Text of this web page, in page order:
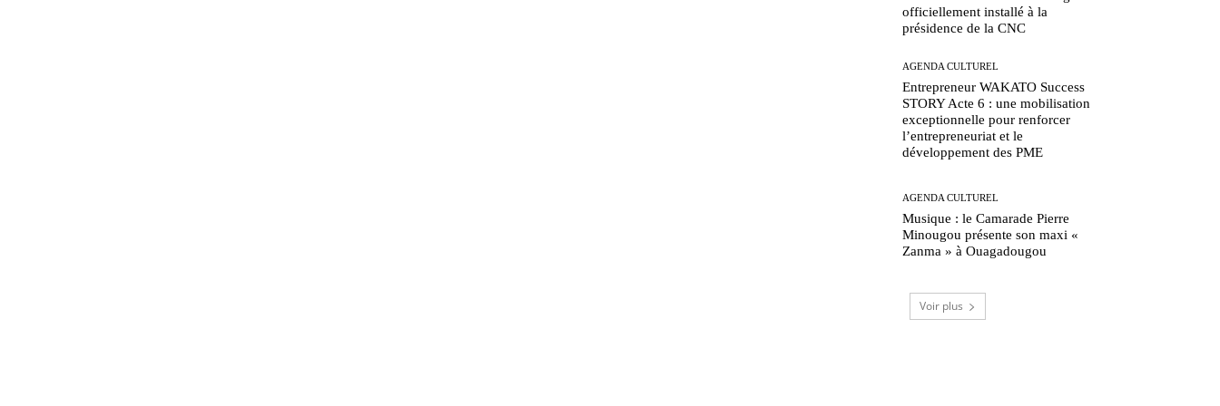
officiellement installé à la
présidence de la CNC
AGENDA CULTUREL
Entrepreneur WAKATO Success
STORY Acte 6 : une mobilisation
exceptionnelle pour renforcer
l’entrepreneuriat et le
développement des PME
AGENDA CULTUREL
Musique : le Camarade Pierre
Minougou présente son maxi «
Zanma » à Ouagadougou
Voir plus